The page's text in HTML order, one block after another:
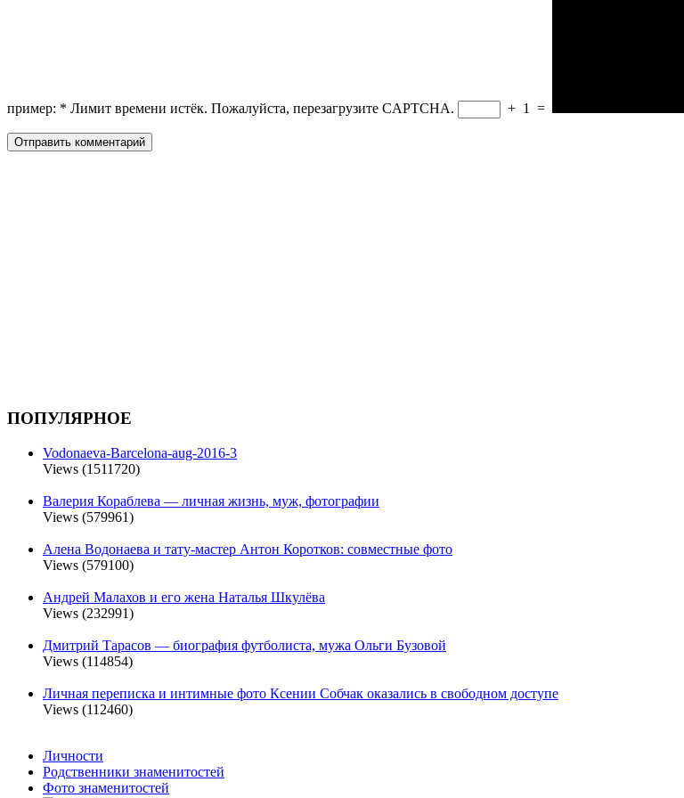
пример: * Лимит времени истёк. Пожалуйста, перезагрузите CAPTCHA. + 1 =
ПОПУЛЯРНОЕ
Vodonaeva-Barcelona-aug-2016-3
Views (1511720)
Валерия Кораблева — личная жизнь, муж, фотографии
Views (579961)
Алена Водонаева и тату-мастер Антон Коротков: совместные фото
Views (579100)
Андрей Малахов и его жена Наталья Шкулёва
Views (232991)
Дмитрий Тарасов — биография футболиста, мужа Ольги Бузовой
Views (114854)
Личная переписка и интимные фото Ксении Собчак оказались в свободном доступе
Views (112460)
Личности
Родственники знаменитостей
Фото знаменитостей